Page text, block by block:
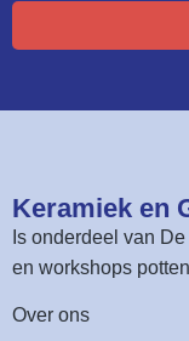
Keramiek en
Is onderdeel van
en workshops
Over ons